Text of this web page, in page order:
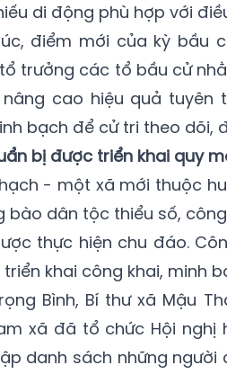
di động phù hợp với
điểm mới của kỳ bầu
trưởng các tổ bầu cử
cao hiệu quả tuyên
bạch để cử tri theo dõi,
bị được triển khai quy
- một xã mới thuộc
bào dân tộc thiểu số,
thực hiện chu đáo.
khai công khai, minh
Bình, Bí thư xã Mậu
xã đã tổ chức Hội
danh sách những người